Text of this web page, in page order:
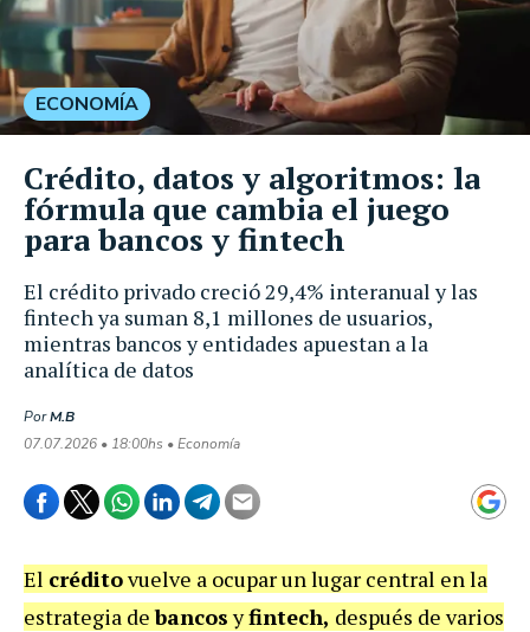
El crédito privado creció 29,4% interanual y las
fintech ya suman 8,1 millones de usuarios,
mientras bancos y entidades apuestan a la
analítica de datos
PorM.B
07.07.2026 • 18:00hs • Economía
ECONOMÍA
Crédito, datos y algoritmos: la
fórmula que cambia el juego
para bancos y fintech
El créditovuelve a ocupar un lugar central en la
estrategia debancosyfintech, después de varios